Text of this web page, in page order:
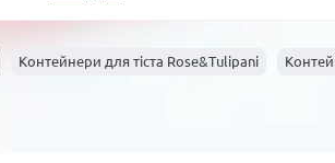
мікроклімат для тіста. - Розмір і об’єм:
більше – залежно від ваших потреб. -
Контейнери для тіста Rose&Tulipani